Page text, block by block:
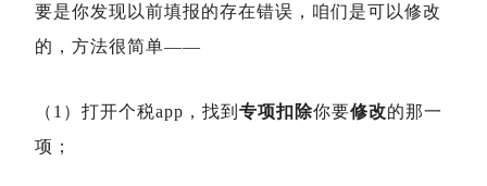
要是你发现以前填报的存在错误，咱们是可以修改
的，方法很简单——
（1）打开个税app，找到 专项扣除你要修改的那一
项；